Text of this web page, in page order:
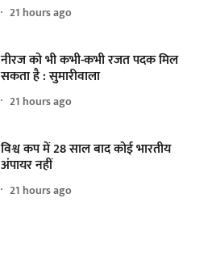
21 hours ago
नीरज को भी कभी-कभी रजत पदक मिल
सकता है : सुमारीवाला
21 hours ago
विश्व कप में 28 साल बाद कोई भारतीय
अंपायर नहीं
21 hours ago